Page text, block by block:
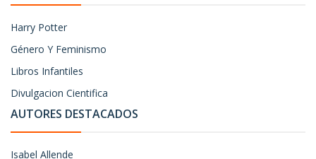
Harry Potter
Género Y Feminismo
Libros Infantiles
Divulgacion Cientifica
AUTORES DESTACADOS
Isabel Allende